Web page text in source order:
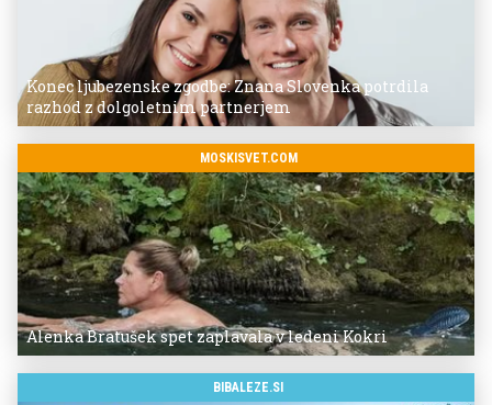
Konec ljubezenske zgodbe: Znana Slovenka potrdila
razhod z dolgoletnim partnerjem
MOSKISVET.COM
Alenka Bratušek spet zaplavala v ledeni Kokri
BIBALEZE.SI